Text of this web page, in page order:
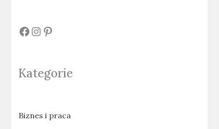
# # #
Kategorie
Biznes i praca